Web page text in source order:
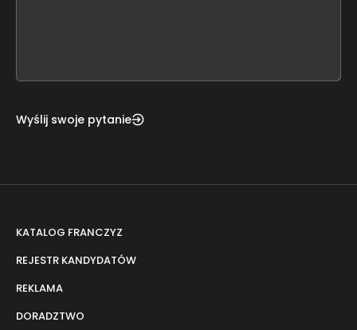
Wyślij swoje pytanie
KATALOG FRANCZYZ
REJESTR KANDYDATÓW
REKLAMA
DORADZTWO